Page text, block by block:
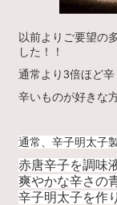
以前よりご要望の
した！！
通常より3倍ほど辛
辛いものが好きな
通常、辛子明太子
赤唐辛子を調味
爽やかな辛さの
辛子明太子を作